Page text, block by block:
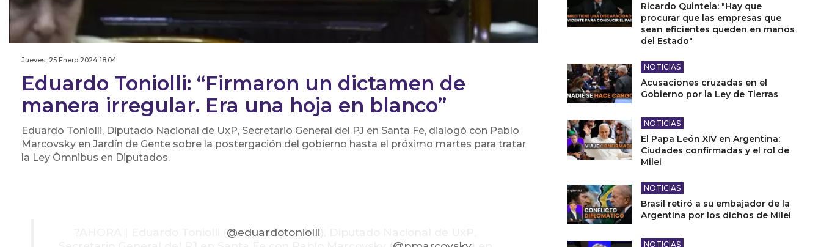
Jueves, 25 Enero 2024 18:04
Eduardo Toniolli: “Firmaron un dictamen de
manera irregular. Era una hoja en blanco”
Eduardo Toniolli, Diputado Nacional de UxP, Secretario General del PJ en Santa Fe, dialogó con Pablo
Marcovsky en Jardín de Gente sobre la postergación del gobierno hasta el próximo martes para tratar
la Ley Ómnibus en Diputados.
@eduardotoniolli
Ricardo Quintela: "Hay que
procurar que las empresas que
sean eficientes queden en manos
del Estado"
NOTICIAS
Acusaciones cruzadas en el
Gobierno por la Ley de Tierras
NOTICIAS
El Papa León XIV en Argentina:
Ciudades confirmadas y el rol de
Milei
NOTICIAS
Brasil retiró a su embajador de la
Argentina por los dichos de Milei
NOTICIAS